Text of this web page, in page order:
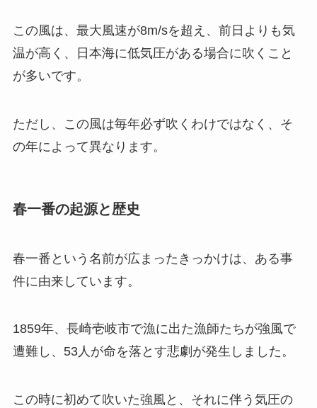
この風は、最大風速が8m/sを超え、前日よりも気
温が高く、日本海に低気圧がある場合に吹くこと
が多いです。
ただし、この風は毎年必ず吹くわけではなく、そ
の年によって異なります。
春一番の起源と歴史
春一番という名前が広まったきっかけは、ある事
件に由来しています。
1859年、長崎壱岐市で漁に出た漁師たちが強風で
遭難し、53人が命を落とす悲劇が発生しました。
この時に初めて吹いた強風と、それに伴う気圧の